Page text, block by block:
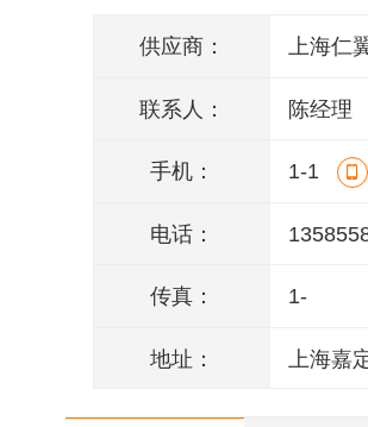
供应商： 上海仁
联系人： 陈经理
手机： 1-1
电话：
传真： 1-
地址： 上海嘉